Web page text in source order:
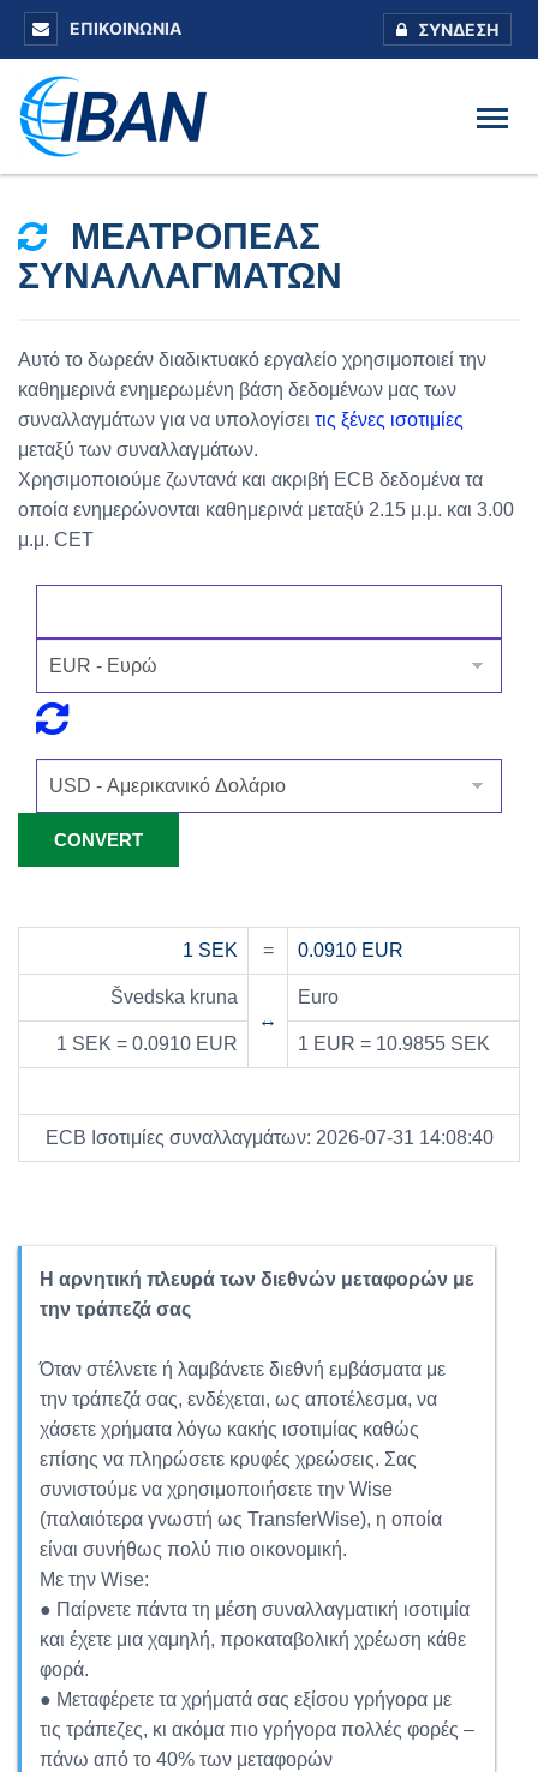
ΕΠΙΚΟΙΝΩΝΊΑ ΣΎΝΔΕΣΗ
ΜΕΑΤΡΟΠΈΑΣ
ΣΥΝΑΛΛΑΓΜΆΤΩΝ
Αυτό το δωρεάν διαδικτυακό εργαλείο χρησιμοποιεί την
καθημερινά ενημερωμένη βάση δεδομένων μας των
συναλλαγμάτων για να υπολογίσει τις ξένες ισοτιμίες
μεταξύ των συναλλαγμάτων.
Χρησιμοποιούμε ζωντανά και ακριβή ECB δεδομένα τα
οποία ενημερώνονται καθημερινά μεταξύ 2.15 μ.μ. και 3.00
μ.μ. CET
1 SEK = 0.0910 EUR
Švedska kruna
↔
Euro
1 SEK = 0.0910 EUR 1 EUR = 10.9855 SEK
ECB Ισοτιμίες συναλλαγμάτων: 2026-07-31 14:08:40
Η αρνητική πλευρά των διεθνών μεταφορών με
την τράπεζά σας
Όταν στέλνετε ή λαμβάνετε διεθνή εμβάσματα με
την τράπεζά σας, ενδέχεται, ως αποτέλεσμα, να
χάσετε χρήματα λόγω κακής ισοτιμίας καθώς
επίσης να πληρώσετε κρυφές χρεώσεις. Σας
συνιστούμε να χρησιμοποιήσετε την Wise
(παλαιότερα γνωστή ως TransferWise), η οποία
είναι συνήθως πολύ πιο οικονομική.
Με την Wise:
● Παίρνετε πάντα τη μέση συναλλαγματική ισοτιμία
και έχετε μια χαμηλή, προκαταβολική χρέωση κάθε
φορά.
● Μεταφέρετε τα χρήματά σας εξίσου γρήγορα με
τις τράπεζες, κι ακόμα πιο γρήγορα πολλές φορές –
πάνω από το 40% των μεταφορών